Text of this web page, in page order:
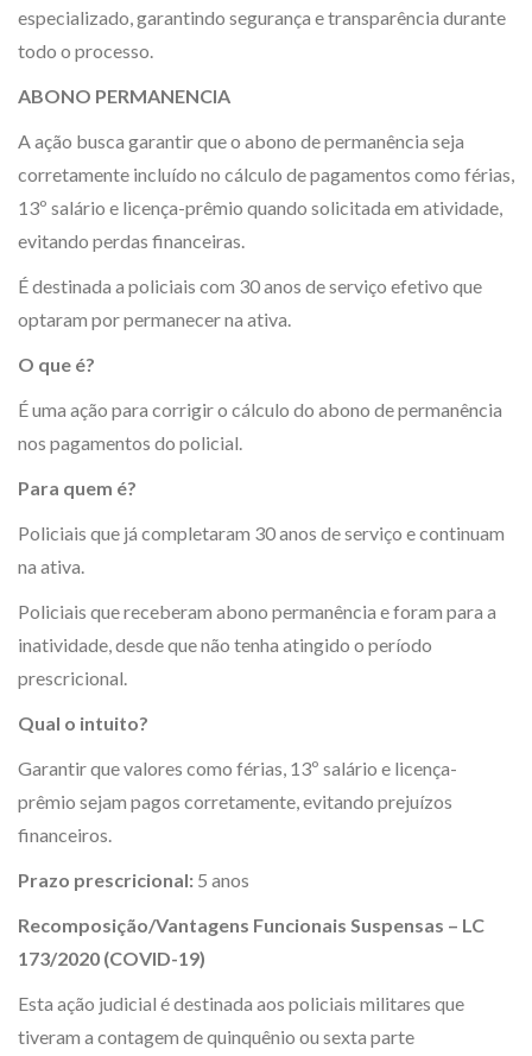
especializado, garantindo segurança e transparência durante
todo o processo.
ABONO PERMANENCIA
A ação busca garantir que o abono de permanência seja
corretamente incluído no cálculo de pagamentos como férias,
13º salário e licença-prêmio quando solicitada em atividade,
evitando perdas financeiras.
É destinada a policiais com 30 anos de serviço efetivo que
optaram por permanecer na ativa.
O que é?
É uma ação para corrigir o cálculo do abono de permanência
nos pagamentos do policial.
Para quem é?
Policiais que já completaram 30 anos de serviço e continuam
na ativa.
Policiais que receberam abono permanência e foram para a
inatividade, desde que não tenha atingido o período
prescricional.
Qual o intuito?
Garantir que valores como férias, 13º salário e licença-
prêmio sejam pagos corretamente, evitando prejuízos
financeiros.
Prazo prescricional: 5 anos
Recomposição/Vantagens Funcionais Suspensas – LC
173/2020 (COVID-19)
Esta ação judicial é destinada aos policiais militares que
tiveram a contagem de quinquênio ou sexta parte